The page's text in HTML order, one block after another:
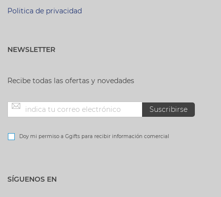
Politica de privacidad
NEWSLETTER
Recibe todas las ofertas y novedades
Inscríbase
a
boletín
Suscribirse
Doy mi permiso a Ggifts para recibir información comercial
SÍGUENOS EN